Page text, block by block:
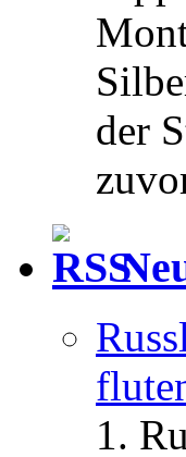
der
1.